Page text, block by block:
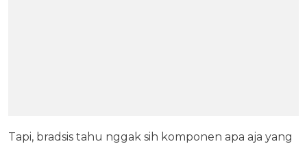
Tapi, bradsis tahu nggak sih komponen apa aja yang